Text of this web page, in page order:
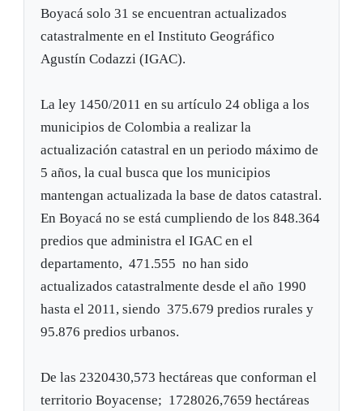
Boyacá solo 31 se encuentran actualizados
catastralmente en el Instituto Geográfico
Agustín Codazzi (IGAC).
La ley 1450/2011 en su artículo 24 obliga a los
municipios de Colombia a realizar la
actualización catastral en un periodo máximo de
5 años, la cual busca que los municipios
mantengan actualizada la base de datos catastral.
En Boyacá no se está cumpliendo de los 848.364
predios que administra el IGAC en el
departamento, 471.555 no han sido
actualizados catastralmente desde el año 1990
hasta el 2011, siendo 375.679 predios rurales y
95.876 predios urbanos.
De las 2320430,573 hectáreas que conforman el
territorio Boyacense; 1728026,7659 hectáreas